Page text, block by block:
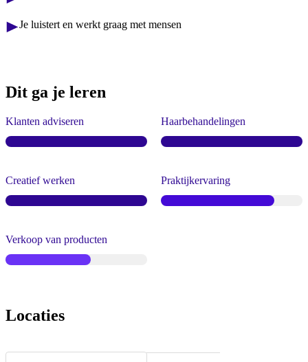
Je luistert en werkt graag met mensen
Dit ga je leren
Klanten adviseren Haarbehandelingen
Creatief werken Praktijkervaring
Verkoop van producten
Locaties